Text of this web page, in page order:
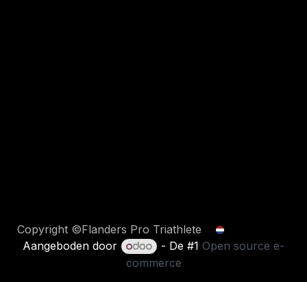
Copyright ©Flanders Pro Triathlete
Aangeboden door - De #1Open source e-
commerce